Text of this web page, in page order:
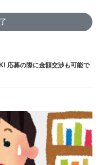
応募の際に金額交渉も可能で